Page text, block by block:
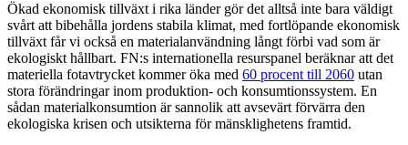
Ökad ekonomisk tillväxt i rika länder gör det alltså inte bara väldigt
svårt att bibehålla jordens stabila klimat, med fortlöpande ekonomisk
tillväxt får vi också en materialanvändning långt förbi vad som är
ekologiskt hållbart. FN:s internationella resurspanel beräknar att det
materiella fotavtrycket kommer öka med 60 procent till 2060 utan
stora förändringar inom produktion- och konsumtionssystem. En
sådan materialkonsumtion är sannolik att avsevärt förvärra den
ekologiska krisen och utsikterna för mänsklighetens framtid.